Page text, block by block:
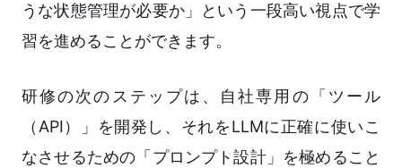
うな状態管理が必要か」という一段高い視点で学
習を進めることができます。
研修の次のステップは、自社専用の「ツール
（API）」を開発し、それをLLMに正確に使いこ
なさせるための「プロンプト設計」を極めること